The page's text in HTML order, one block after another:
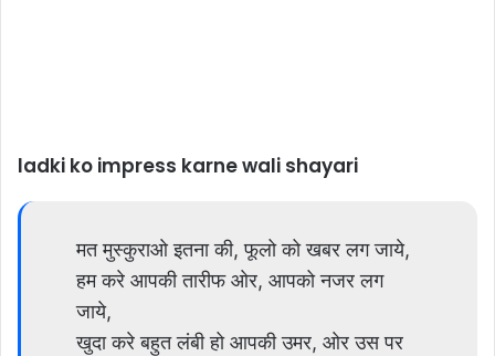
ladki ko impress karne wali shayari
मत मुस्कुराओ इतना की, फूलो को खबर लग जाये,
हम करे आपकी तारीफ ओर, आपको नजर लग
जाये,
खुदा करे बहुत लंबी हो आपकी उमर, ओर उस पर